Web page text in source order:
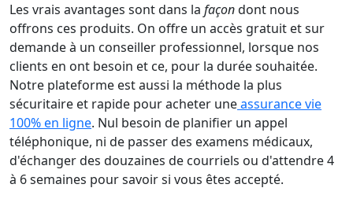
Les vrais avantages sont dans la façondont nous
offrons ces produits. On offre un accès gratuit et sur
demande à un conseiller professionnel, lorsque nos
clients en ont besoin et ce, pour la durée souhaitée.
Notre plateforme est aussi la méthode la plus
sécuritaire et rapide pour acheter uneassurance vie
100% en ligne. Nul besoin de planifier un appel
téléphonique, ni de passer des examens médicaux,
d'échanger des douzaines de courriels ou d'attendre 4
à 6 semaines pour savoir si vous êtes accepté.